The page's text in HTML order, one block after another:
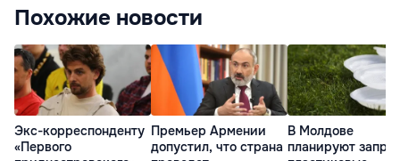
Похожие новости
Экс-корреспонденту
«Первого
Премьер Армении
допустил, что страна
В Молдове
планируют